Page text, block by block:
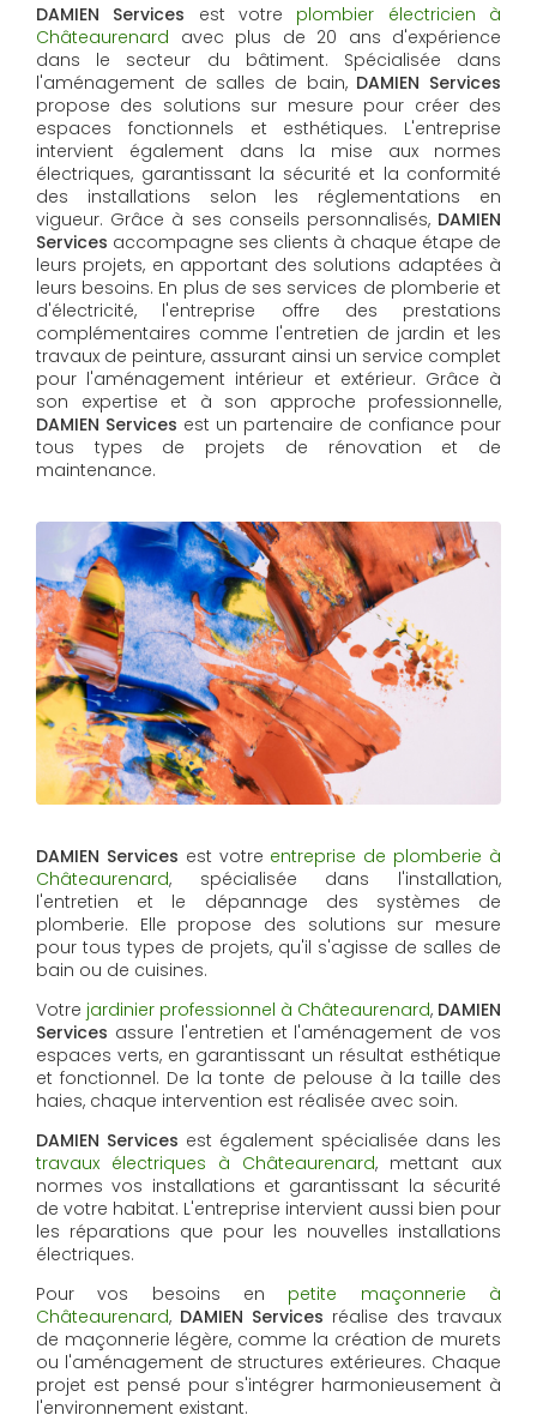
DAMIEN Services est votre plombier électricien à
Châteaurenard avec plus de 20 ans d'expérience
dans le secteur du bâtiment. Spécialisée dans
l'aménagement de salles de bain, DAMIEN Services
propose des solutions sur mesure pour créer des
espaces fonctionnels et esthétiques. L'entreprise
intervient également dans la mise aux normes
électriques, garantissant la sécurité et la conformité
des installations selon les réglementations en
vigueur. Grâce à ses conseils personnalisés, DAMIEN
Services accompagne ses clients à chaque étape de
leurs projets, en apportant des solutions adaptées à
leurs besoins. En plus de ses services de plomberie et
d'électricité, l'entreprise offre des prestations
complémentaires comme l'entretien de jardin et les
travaux de peinture, assurant ainsi un service complet
pour l'aménagement intérieur et extérieur. Grâce à
son expertise et à son approche professionnelle,
DAMIEN Services​​​​​​​ est un partenaire de confiance pour
tous types de projets de rénovation et de
maintenance.
DAMIEN Services est votre entreprise de plomberie à
Châteaurenard, spécialisée dans l'installation,
l'entretien et le dépannage des systèmes de
plomberie. Elle propose des solutions sur mesure
pour tous types de projets, qu'il s'agisse de salles de
bain ou de cuisines.
Votre jardinier professionnel à Châteaurenard, DAMIEN
Services assure l'entretien et l'aménagement de vos
espaces verts, en garantissant un résultat esthétique
et fonctionnel. De la tonte de pelouse à la taille des
haies, chaque intervention est réalisée avec soin.
DAMIEN Services est également spécialisée dans les
travaux électriques à Châteaurenard, mettant aux
normes vos installations et garantissant la sécurité
de votre habitat. L'entreprise intervient aussi bien pour
les réparations que pour les nouvelles installations
électriques.
Pour vos besoins en petite maçonnerie à
Châteaurenard, DAMIEN Services réalise des travaux
de maçonnerie légère, comme la création de murets
ou l'aménagement de structures extérieures. Chaque
projet est pensé pour s'intégrer harmonieusement à
l'environnement existant.